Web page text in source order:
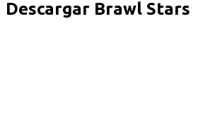
Descargar Brawl Stars